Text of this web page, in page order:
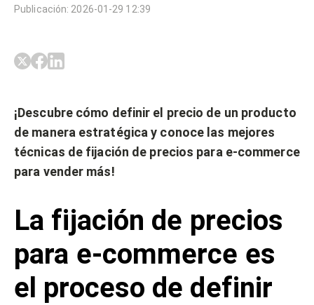
Publicación: 2026-01-29 12:39
¡Descubre cómo definir el precio de un producto
de manera estratégica y conoce las mejores
técnicas de fijación de precios para e-commerce
para vender más!
La fijación de precios
para e-commerce es
el proceso de definir